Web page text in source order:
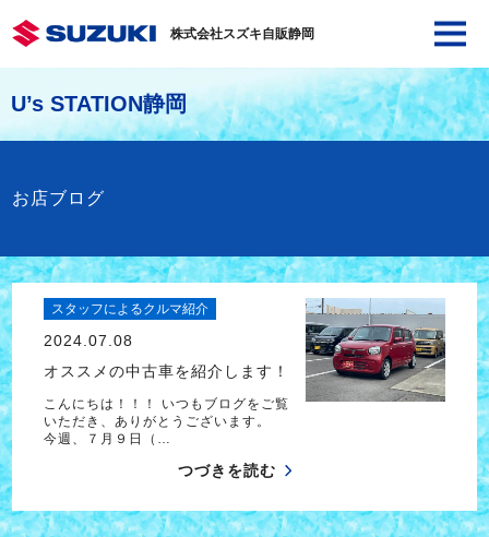
株式会社スズキ自販静岡
U’s STATION静岡
お店ブログ
スタッフによるクルマ紹介
2024.07.08
オススメの中古車を紹介します！
こんにちは！！！ いつもブログをご覧
いただき、ありがとうございます。
今週、７月９日（…
つづきを読む